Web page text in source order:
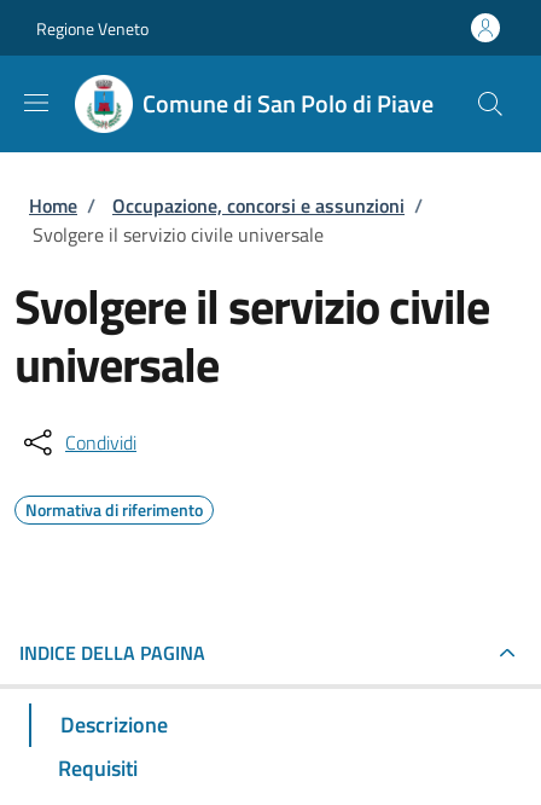
Regione Veneto
Comune di San Polo di Piave
Briciole di pane
Home / Occupazione, concorsi e assunzioni /
Svolgere il servizio civile universale
Svolgere il servizio civile
universale
Condividi
Normativa di riferimento
INDICE DELLA PAGINA
Descrizione
Requisiti